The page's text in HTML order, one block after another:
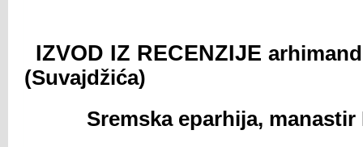
IZVOD IZ RECENZIJE
(Suvajdžića)
Sremska eparhija, manastir